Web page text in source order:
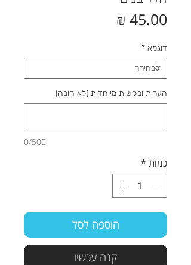
דוגמא *
הערות ובקשות מיוחדות (לא חובה)
0/500
כמות *
הוספה לסל
קנה עכשיו